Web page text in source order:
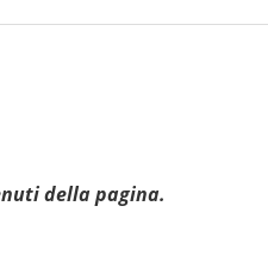
della pagina.